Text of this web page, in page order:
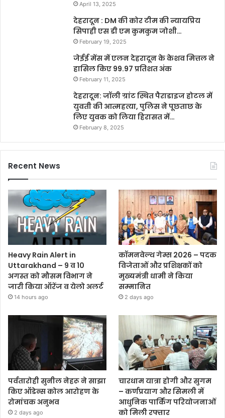
April 13, 2025
देहरादून : DM की कोर टीम की न्यायप्रिय
सिपाही एस डी एम कुमकुम जोशी…
February 19, 2025
जेईई मेंस में एलन देहरादून के केशव मित्तल ने
हासिल किए 99.97 प्रतिशत अंक
February 11, 2025
देहरादून: जॉली ग्रांट स्थित पैराडाइज होटल में
युवती की आत्महत्या, पुलिस ने पूछताछ के
लिए युवक को लिया हिरासत में…
February 8, 2025
Recent News
Heavy Rain Alert in
Uttarakhand – 9 व 10
अगस्त को मौसम विभाग ने
जारी किया ऑरेंज व येलो अलर्ट
14 hours ago
कॉमनवेल्थ गेम्स 2026 – पदक
विजेताओं और प्रशिक्षकों को
मुख्यमंत्री धामी ने किया
सम्मानित
2 days ago
पर्वतारोही सुनील नेहरू ने साझा
किए ऑडेन्स कोल आरोहण के
रोमांचक अनुभव
2 days ago
चारधाम यात्रा होगी और सुगम
– कर्णप्रयाग और सिमली में
आधुनिक पार्किंग परियोजनाओं
को मिली रफ्तार